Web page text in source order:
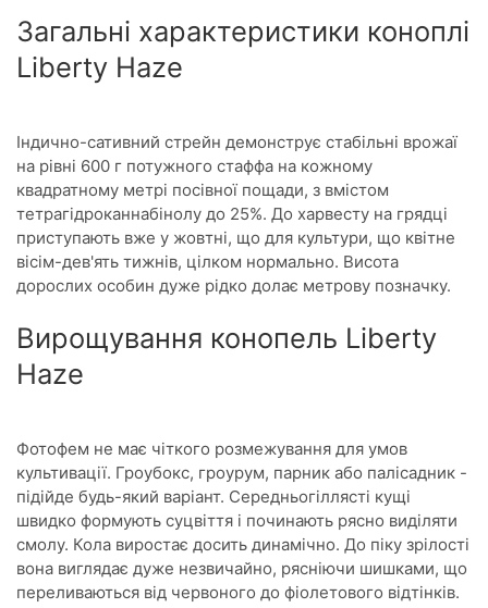
Загальні характеристики коноплі
Liberty Haze
Індично-сативний стрейн демонструє стабільні врожаї
на рівні 600 г потужного стаффа на кожному
квадратному метрі посівної пощади, з вмістом
тетрагідроканнабінолу до 25%. До харвесту на грядці
приступають вже у жовтні, що для культури, що квітне
вісім-дев'ять тижнів, цілком нормально. Висота
дорослих особин дуже рідко долає метрову позначку.
Вирощування конопель Liberty
Haze
Фотофем не має чіткого розмежування для умов
культивації. Гроубокс, гроурум, парник або палісадник -
підійде будь-який варіант. Середньогіллясті кущі
швидко формують суцвіття і починають рясно виділяти
смолу. Кола виростає досить динамічно. До піку зрілості
вона виглядає дуже незвичайно, рясніючи шишками, що
переливаються від червоного до фіолетового відтінків.